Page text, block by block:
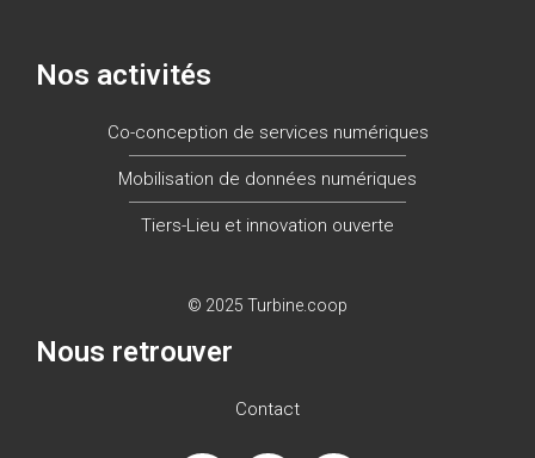
Nos activités
Co-conception de services numériques
Mobilisation de données numériques
Tiers-Lieu et innovation ouverte
© 2025 Turbine.coop
Nous retrouver
Contact